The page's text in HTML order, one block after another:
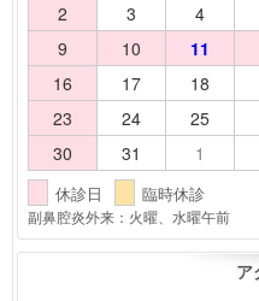
2
3 4
9
10 11
16
17 18
23
24 25
30
31 1
休診日 臨時休診
副鼻腔炎外来：火曜、水曜午前
ア